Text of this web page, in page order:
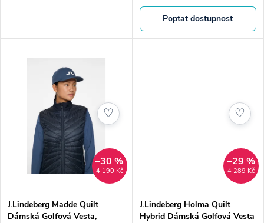
t
golfu v chladném počasí.
Poptat dostupnost
4 190 Kč
–30 %
J.Lindeberg Madde Quilt
Dámská Golfová Vesta,
♡
4 289 Kč
–29 %
J.Lindeberg Holma Quilt
Hybrid Dámská Golfová Vesta
♡